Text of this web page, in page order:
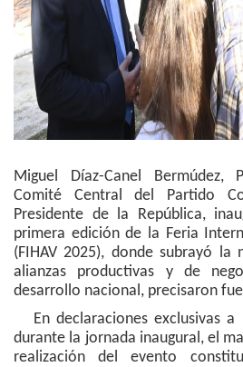
Miguel Díaz-Canel Bermúdez,
Comité Central del Partido
Presidente de la República,
primera edición de la Feria
(FIHAV 2025), donde subrayó la
alianzas productivas y de
desarrollo nacional, precisaron
En declaraciones exclusivas a
durante la jornada inaugural, el
realización del evento